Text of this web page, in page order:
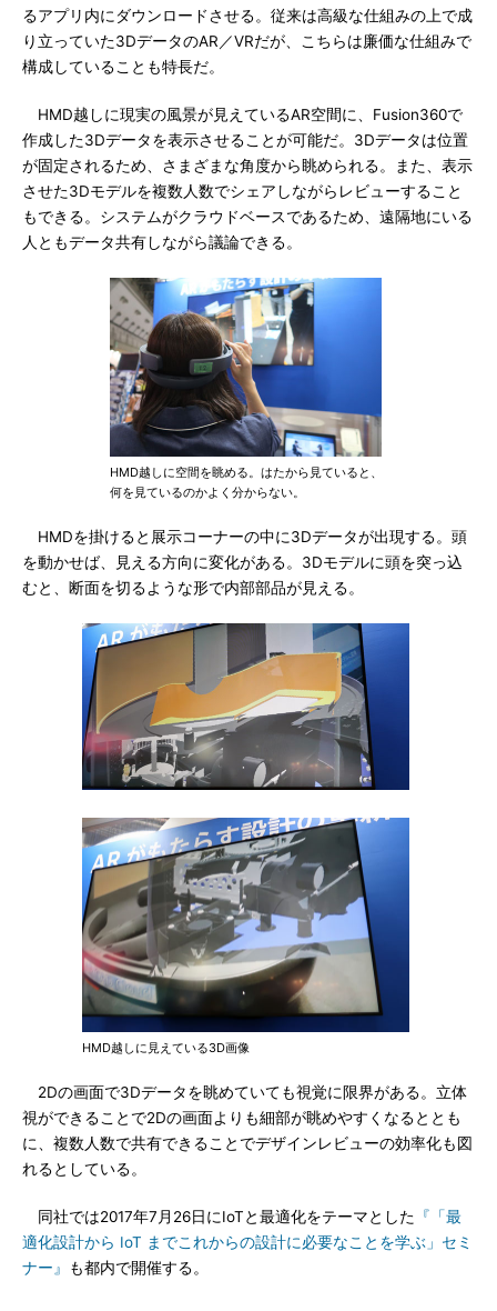
るアプリ内にダウンロードさせる。従来は高級な仕組みの上で成
り立っていた3DデータのAR／VRだが、こちらは廉価な仕組みで
構成していることも特長だ。
HMD越しに現実の風景が見えているAR空間に、Fusion360で
作成した3Dデータを表示させることが可能だ。3Dデータは位置
が固定されるため、さまざまな角度から眺められる。また、表示
させた3Dモデルを複数人数でシェアしながらレビューすること
もできる。システムがクラウドベースであるため、遠隔地にいる
人ともデータ共有しながら議論できる。
HMD越しに空間を眺める。はたから見ていると、
何を見ているのかよく分からない。
HMDを掛けると展示コーナーの中に3Dデータが出現する。頭
を動かせば、見える方向に変化がある。3Dモデルに頭を突っ込
むと、断面を切るような形で内部部品が見える。
HMD越しに見えている3D画像
2Dの画面で3Dデータを眺めていても視覚に限界がある。立体
視ができることで2Dの画面よりも細部が眺めやすくなるととも
に、複数人数で共有できることでデザインレビューの効率化も図
れるとしている。
同社では2017年7月26日にIoTと最適化をテーマとした 『「最
適化設計から IoT までこれからの設計に必要なことを学ぶ」セミ
ナー』
も都内で開催する。